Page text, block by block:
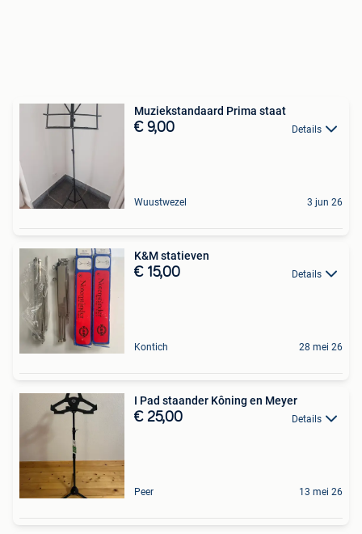
Muziekstandaard Prima staat
€ 9,00 Details
Wuustwezel 3 jun 26
K&M statieven
€ 15,00 Details
Kontich 28 mei 26
I Pad staander Kôning en Meyer
€ 25,00 Details
Peer 13 mei 26